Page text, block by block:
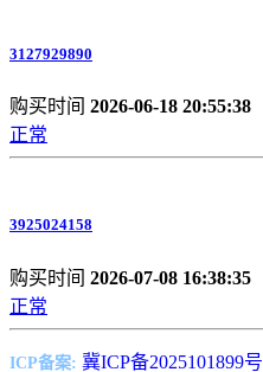
3127929890
购买时间 2026-06-18 20:55:38
正常
3925024158
购买时间 2026-07-08 16:38:35
正常
ICP备案: 冀ICP备2025101899号